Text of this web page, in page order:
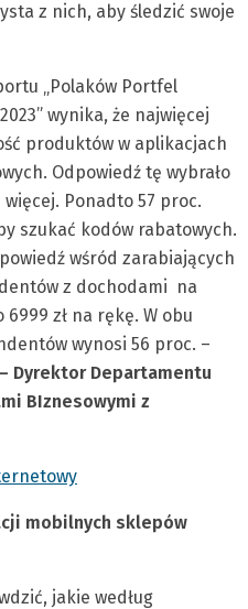
z nich, aby śledzić swoje
„Polaków Portfel
wynika, że najwięcej
produktów w aplikacjach
Odpowiedź tę wybrało
Ponadto 57 proc.
szukać kodów rabatowych.
wśród zarabiających
z dochodami na
zł na rękę. W obu
wynosi 56 proc. –
Dyrektor Departamentu
BIznesowymi z
mobilnych sklepów
jakie według